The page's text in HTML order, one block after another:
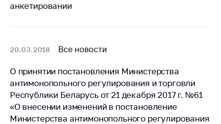
анкетировании
20.03.2018 Все новости
О принятии постановления Министерства
антимонопольного регулирования и торговли
Республики Беларусь от 21 декабря 2017 г. №61
«О внесении изменений в постановление
Министерства антимонопольного регулирования